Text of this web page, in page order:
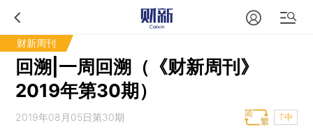
财新周刊
回溯|一周回溯（《财新周刊》
2019年第30期）
2019年08月05日第30期 T中